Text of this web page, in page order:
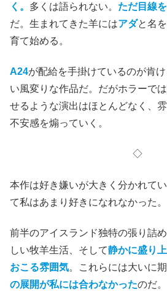
く。 多くは語られない。 ただ目線
だ。生まれてきた羊にはアダと名
育て始める。
A24が配給を手掛けているのが肯
い風変りな作品だ。だがホラーで
せるような演出はほとんどなく、
不安感を煽っていく。
◇
本作は好き嫌いが大きく分かれて
て私はあまり好きになれなかった。
前半のアイスランド独特の張り詰
しい牧羊生活、そして静かに盛り
おこる雰囲気。これらには大いに
の展開が私には合わなかったのだ。